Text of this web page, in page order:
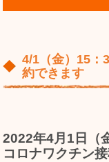
4/1（金）15：
約できます
2022年4月1日（
コロナワクチン